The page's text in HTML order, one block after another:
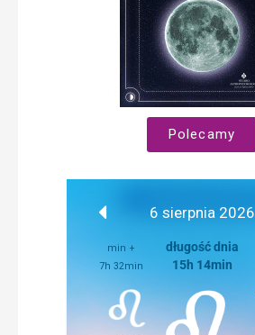
Polecamy
6 sierpnia 2026
min +
7h 32min
długość dnia
15h 14min